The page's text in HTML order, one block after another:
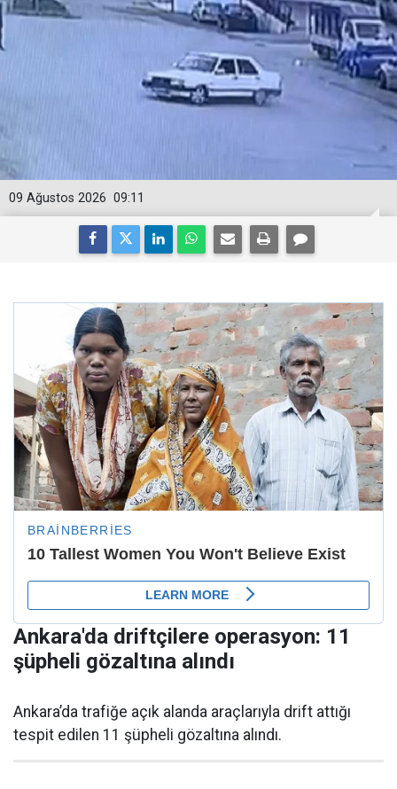
09:11
09 Ağustos 2026
Ankara'da driftçilere operasyon: 11
şüpheli gözaltına alındı
Ankara’da trafiğe açık alanda araçlarıyla drift attığı
tespit edilen 11 şüpheli gözaltına alındı.